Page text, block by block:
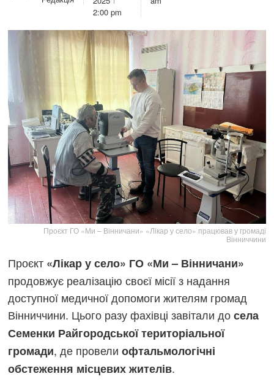
2:00 pm
Проєкт ГО «Ми – Вінничани» «Лікар у село» працював у громаді
Вінниччини
Проєкт «Лікар у село» ГО «Ми – Вінничани»
продовжує реалізацію своєї місії з надання
доступної медичної допомоги жителям громад
Вінниччини. Цього разу фахівці завітали досела
Семенки Райгородської територіальної
громади, де провелиофтальмологічні
обстеження місцевих жителів.